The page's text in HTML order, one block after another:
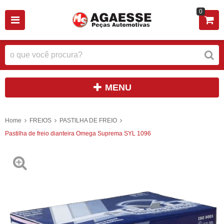
0
MENU
Home FREIOS
PASTILHA DE FREIO
Pastilha de freio dianteira Omega Suprema SYL 1096